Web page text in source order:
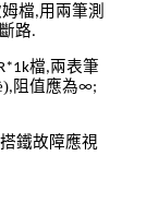
檔,用兩筆測
路.
R*1k檔,兩表筆
, 阻值應為∞;
鐵故障應視